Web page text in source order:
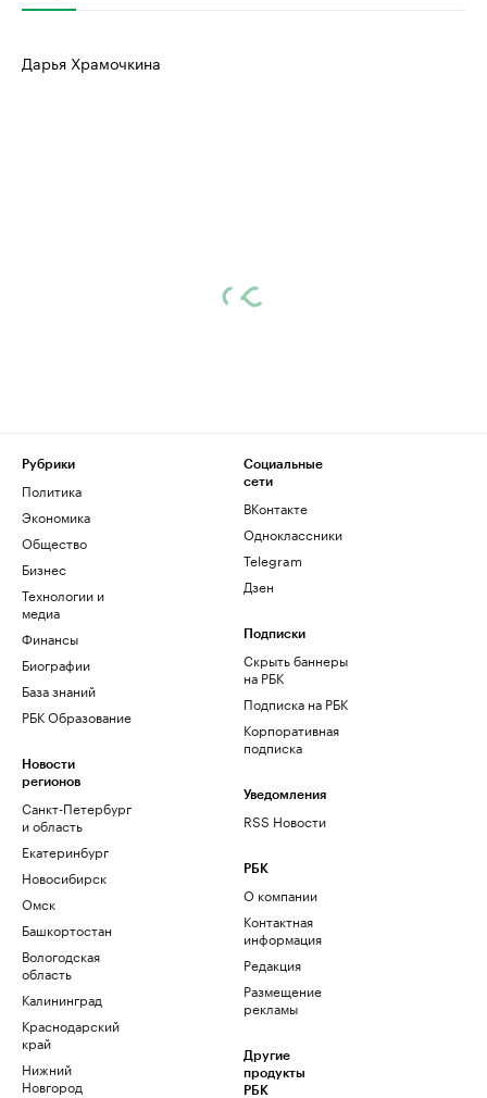
Дарья Храмочкина
Рубрики
Политика
Экономика
Общество
Бизнес
Технологии и
медиа
Финансы
Биографии
База знаний
РБК Образование
Новости
регионов
Санкт-Петербург
и область
Екатеринбург
Новосибирск
Омск
Башкортостан
Вологодская
область
Калининград
Краснодарский
край
Нижний
Новгород
Социальные
сети
ВКонтакте
Одноклассники
Telegram
Дзен
Подписки
Скрыть баннеры
на РБК
Подписка на РБК
Корпоративная
подписка
Уведомления
RSS Новости
РБК
О компании
Контактная
информация
Редакция
Размещение
рекламы
Другие
продукты
РБК